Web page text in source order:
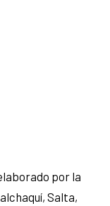
por la
Salta,